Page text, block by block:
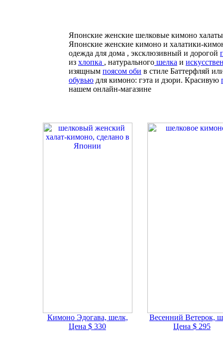
Японские женские шелковые кимоно
Японские женские кимоно и халатики-
одежда для дома , эксклюзивный и дорогой
из хлопка , натурального шелка и
изящным поясом оби в стиле Баттерфляй
обувью для кимоно: гэта и дзори. Красивую
нашем онлайн-магазине
Кимоно Эдогава, шелк,
Цена $ 330
Весенний Ветерок,
Цена $ 295